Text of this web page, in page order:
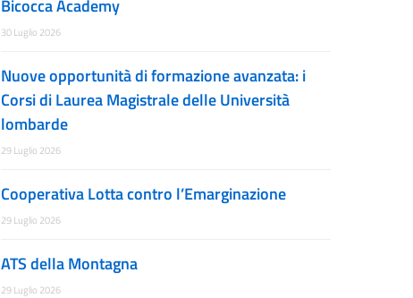
Bicocca Academy
30 Luglio 2026
Nuove opportunità di formazione avanzata: i
Corsi di Laurea Magistrale delle Università
lombarde
29 Luglio 2026
Cooperativa Lotta contro l’Emarginazione
29 Luglio 2026
ATS della Montagna
29 Luglio 2026